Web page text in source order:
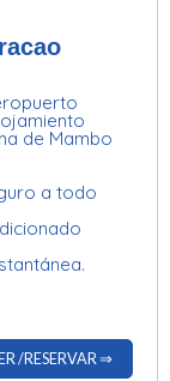
de Mambo
a todo
/RESERVAR ⇒